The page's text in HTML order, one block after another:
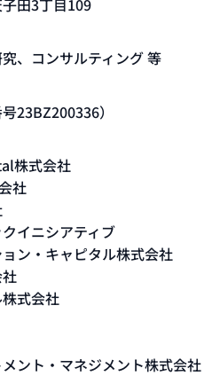
田3丁目109
、コンサルティング 等
23BZ200336）​
株式会社
社
イニシアティブ
ン・キャピタル株式会社
式会社​
ント・マネジメント株式会社